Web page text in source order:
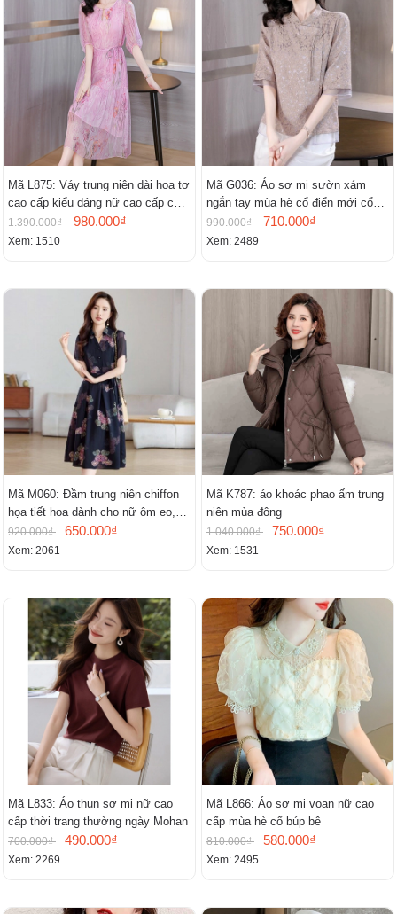
Mã L875: Váy trung niên dài hoa tơ
cao cấp kiểu dáng nữ cao cấp cao
cấp thần
1.390.000₫ 980.000₫
Xem: 1510
Mã G036: Áo sơ mi sườn xám
ngắn tay mùa hè cổ điển mới cổ
đứng
990.000₫ 710.000₫
Xem: 2489
Mã M060: Đầm trung niên chiffon
họa tiết hoa dành cho nữ ôm eo,
cổ chữ V, đầm midi tay ngắn thanh
lịch.
920.000₫ 650.000₫
Xem: 2061
Mã K787: áo khoác phao ấm trung
niên mùa đông
1.040.000₫ 750.000₫
Xem: 1531
Mã L833: Áo thun sơ mi nữ cao
cấp thời trang thường ngày Mohan
700.000₫ 490.000₫
Xem: 2269
Mã L866: Áo sơ mi voan nữ cao
cấp mùa hè cổ búp bê
810.000₫ 580.000₫
Xem: 2495